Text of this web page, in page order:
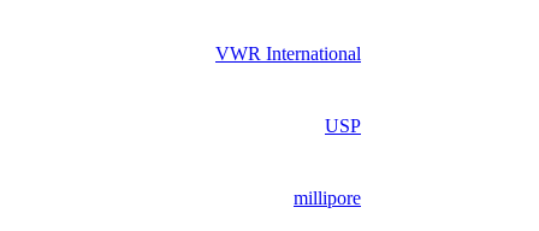
VWR International
USP
millipore